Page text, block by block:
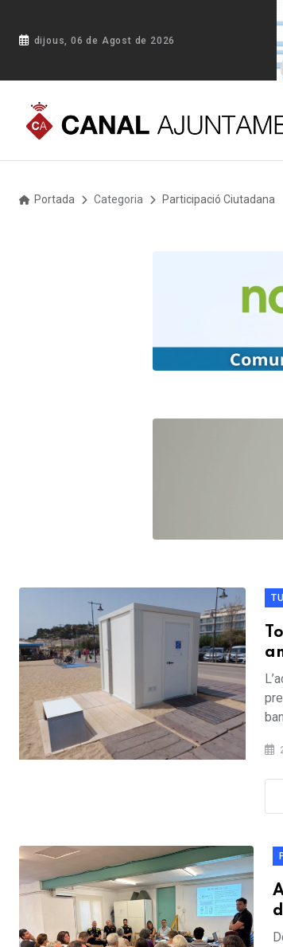
dijous, 06 de Agost de 2026
Portada Categoria Participació Ciutadana